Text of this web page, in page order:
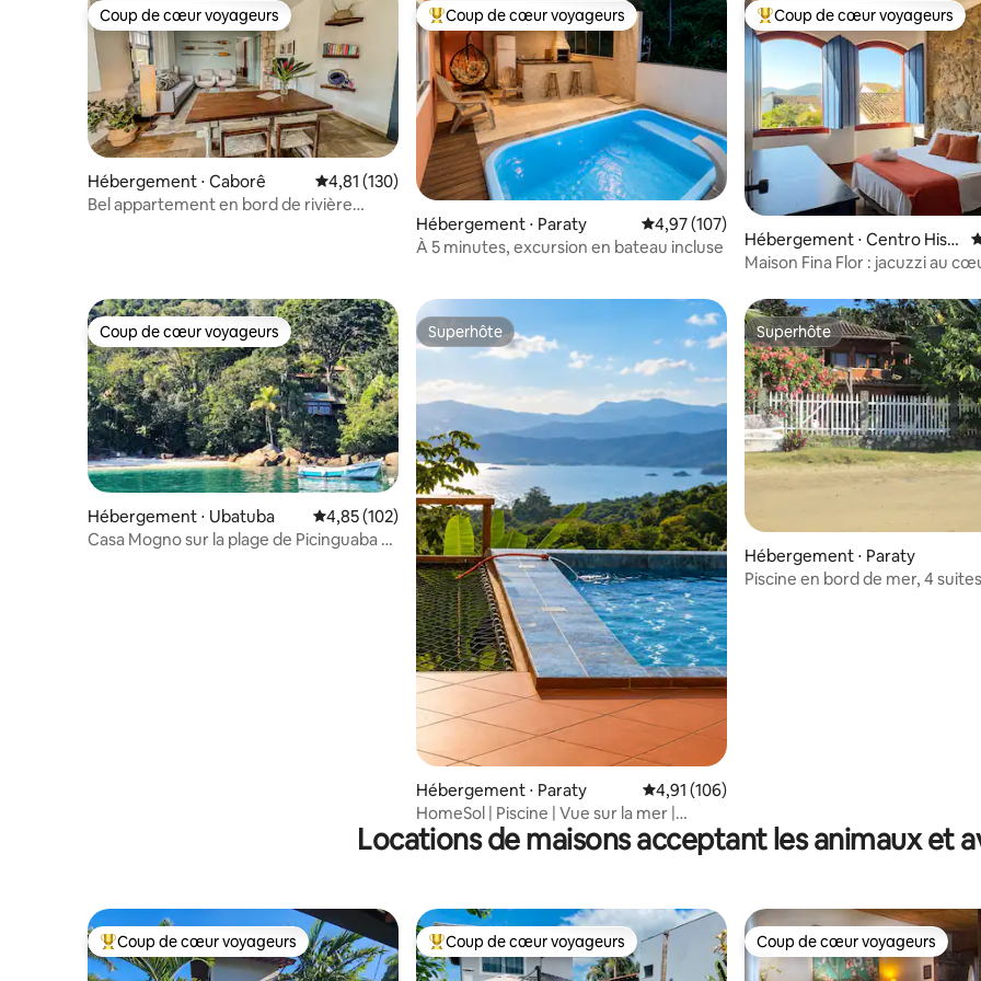
Coup de cœur voyageurs
Coup de cœur voyageurs
Hébergement ⋅ Caborê Évaluation moyenne sur la base de 130 commentaires : 4,81 sur 5
4,81 (130)
Bel appartement en bord de rivière
Coups de cœur voyageurs les plus appréciés
Coup de cœur voyageurs
Hébergement ⋅ Paraty Évaluation moyenne sur la base de 107
4,97 (107)
À 5 minutes, excursion en bateau incluse
Coups de cœur voyageurs les
Coup de cœur voyageurs
Hébergement ⋅ Centro Hist
órico
Maison Fina Flor : jacuzzi au
Coup de cœur voyageurs
Coup de cœur voyageurs
Hébergement ⋅ Ubatuba Évaluation moyenne sur la base de 102 commentaires : 4,85 sur 5
4,85 (102)
Casa Mogno sur la plage de Picinguaba /
Superhôte
Superhôte
Hébergement ⋅ Paraty Évaluation moyenne sur la base de 106
4,91 (106)
HomeSol | Piscine | Vue sur la mer |
Internet
Superhôte
Superhôte
Hébergement ⋅ Paraty
Piscine en bord de mer, 4
Locations de maisons acceptant les animaux et
Coups de cœur voyageurs les plus appréciés
Coup de cœur voyageurs Coups de cœur voyageurs les plus appréciés
Coup de cœur voyageurs Coup de cœur voyageurs
Coup de cœur voyageurs